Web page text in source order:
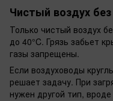
Чистый воздух
Только чистый воздух
до 40°C. Грязь забьет
газы запрещены.
Если воздуховоды
решает задачу. При
нужен другой тип,